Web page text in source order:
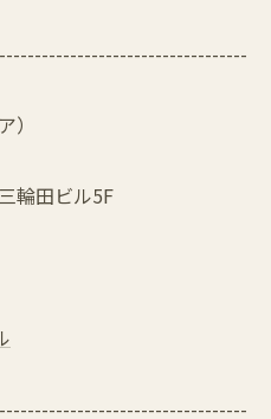
輪田ビル5F